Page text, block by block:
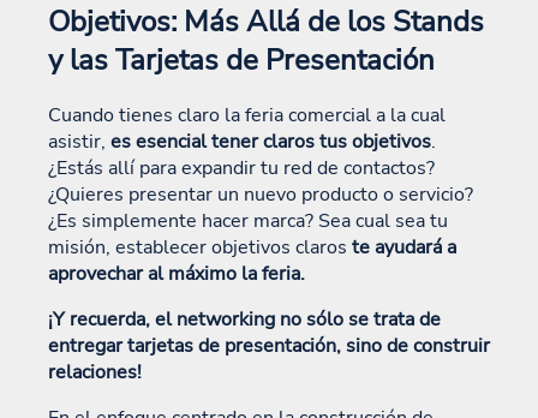
Objetivos: Más Allá de los Stands
y las Tarjetas de Presentación
Cuando tienes claro la feria comercial a la cual
asistir, es esencial tener claros tus objetivos.
¿Estás allí para expandir tu red de contactos?
¿Quieres presentar un nuevo producto o servicio?
¿Es simplemente hacer marca? Sea cual sea tu
misión, establecer objetivos claros te ayudará a
aprovechar al máximo la feria.
¡Y recuerda, el networking no sólo se trata de
entregar tarjetas de presentación, sino de construir
relaciones!